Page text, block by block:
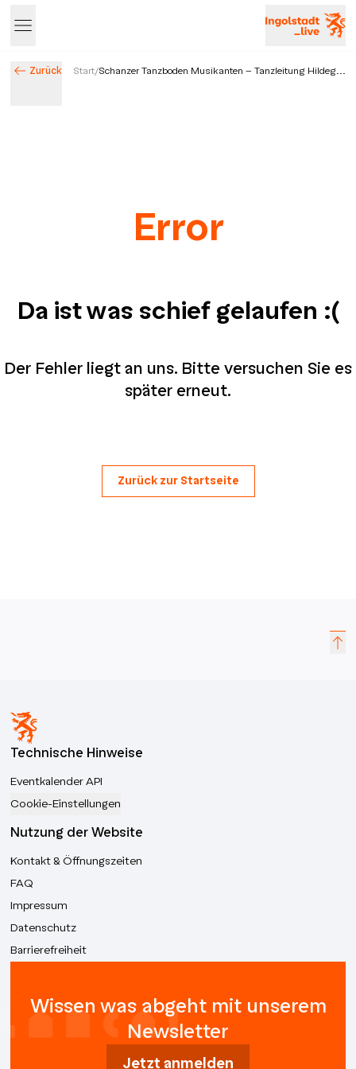
Zurück Start/Schanzer Tanzboden Musikanten - Tanzleitung Hildeg...
Error
Da ist was schief gelaufen :(
Der Fehler liegt an uns. Bitte versuchen Sie es
später erneut.
Zurück zur Startseite
Technische Hinweise
Eventkalender API
Cookie-Einstellungen
Nutzung der Website
Kontakt & Öffnungszeiten
FAQ
Impressum
Datenschutz
Barrierefreiheit
Wissen was abgeht mit unserem
Newsletter
Jetzt anmelden